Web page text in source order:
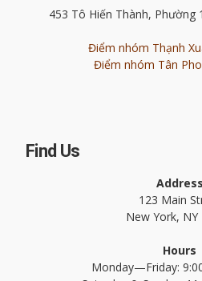
453 Tô Hiến Thành, Phường
Điểm nhóm Thạnh
Điểm nhóm Tân
Find Us
Address
123 Main
New York, NY
Hours
Monday—Friday: